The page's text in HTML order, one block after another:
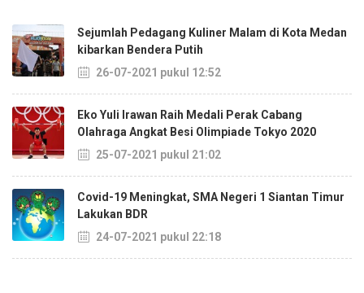
Sejumlah Pedagang Kuliner Malam di Kota Medan
kibarkan Bendera Putih
26-07-2021 pukul 12:52
Eko Yuli Irawan Raih Medali Perak Cabang
Olahraga Angkat Besi Olimpiade Tokyo 2020
25-07-2021 pukul 21:02
Covid-19 Meningkat, SMA Negeri 1 Siantan Timur
Lakukan BDR
24-07-2021 pukul 22:18